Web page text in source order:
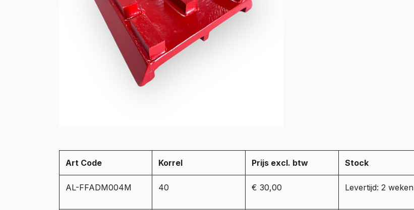
Art Code Korrel Prijs excl. btw Stock
AL-FFADM004M 40 € 30,00 Levertijd: 2 weken